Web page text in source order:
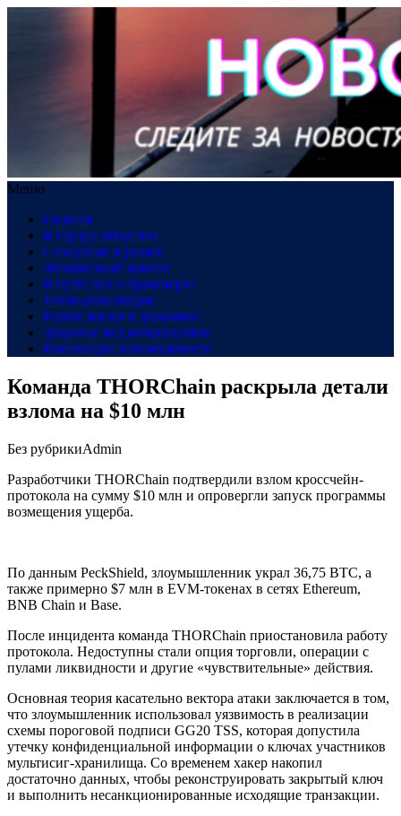
Меню
Главная
В сердце общества
Созидание и рынок
Финансовый компас
В пути: все о транспорте
Техно-революция
Рынок жилья в динамике
Здоровье под микроскопом
Инновации и возможности
Команда THORChain раскрыла детали
взлома на $10 млн
Без рубрикиAdmin
Разработчики THORChain подтвердили взлом кроссчейн-
протокола на сумму $10 млн и опровергли запуск программы
возмещения ущерба.
По данным PeckShield, злоумышленник украл 36,75 BTC, а
также примерно $7 млн в EVM-токенах в сетях Ethereum,
BNB Chain и Base.
После инцидента команда THORChain приостановила работу
протокола. Недоступны стали опция торговли, операции с
пулами ликвидности и другие «чувствительные» действия.
Основная теория касательно вектора атаки заключается в том,
что злоумышленник использовал уязвимость в реализации
схемы пороговой подписи GG20 TSS, которая допустила
утечку конфиденциальной информации о ключах участников
мультисиг-хранилища. Со временем хакер накопил
достаточно данных, чтобы реконструировать закрытый ключ
и выполнить несанкционированные исходящие транзакции.